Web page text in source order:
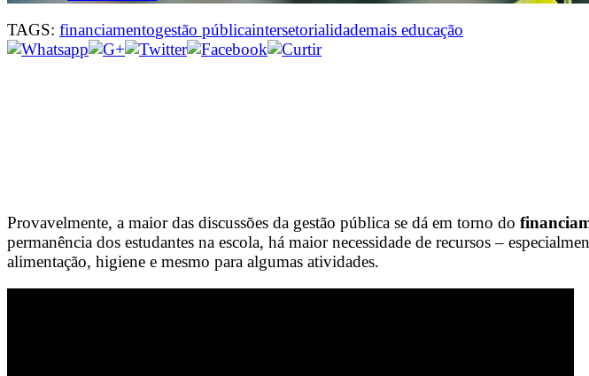
TAGS: financiamentogestão públicaintersetorialidademais educação
Provavelmente, a maior das discussões da gestão pública se dá em torno do
permanência dos estudantes na escola, há maior necessidade de recursos –
alimentação, higiene e mesmo para algumas atividades.